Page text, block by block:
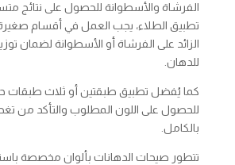
الفرشاة والأسطوانة للحصول على نتائج
تطبيق الطلاء، يجب العمل في أقسام
الزائد على الفرشاة أو الأسطوانة لضمان
للدهان.
كما يُفضل تطبيق طبقتين أو ثلاث طبقات
للحصول على اللون المطلوب والتأكد من
بالكامل.
تتطور صيحات الدهانات بألوان مخصصة